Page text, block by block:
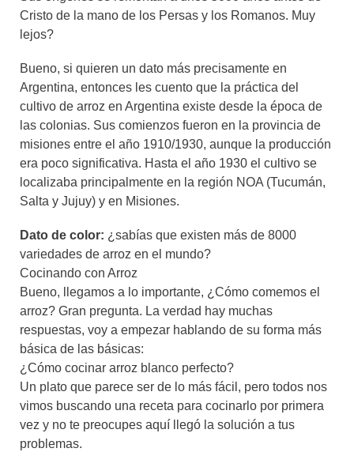
Cristo de la mano de los Persas y los Romanos. Muy
lejos?
Bueno, si quieren un dato más precisamente en
Argentina, entonces les cuento que la práctica del
cultivo de arroz en Argentina existe desde la época de
las colonias. Sus comienzos fueron en la provincia de
misiones entre el año 1910/1930, aunque la producción
era poco significativa. Hasta el año 1930 el cultivo se
localizaba principalmente en la región NOA (Tucumán,
Salta y Jujuy) y en Misiones.
Dato de color: ¿sabías que existen más de 8000
variedades de arroz en el mundo?
Cocinando con Arroz
Bueno, llegamos a lo importante, ¿Cómo comemos el
arroz? Gran pregunta. La verdad hay muchas
respuestas, voy a empezar hablando de su forma más
básica de las básicas:
¿Cómo cocinar arroz blanco perfecto?
Un plato que parece ser de lo más fácil, pero todos nos
vimos buscando una receta para cocinarlo por primera
vez y no te preocupes aquí llegó la solución a tus
problemas.